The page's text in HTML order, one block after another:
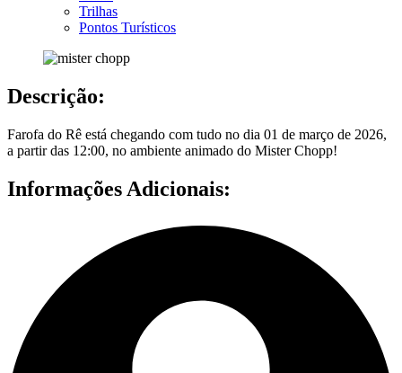
Trilhas
Pontos Turísticos
Descrição:
Farofa do Rê está chegando com tudo no dia 01 de março de 2026,
a partir das 12:00, no ambiente animado do Mister Chopp!
Informações Adicionais: